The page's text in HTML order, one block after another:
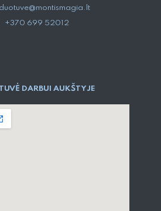
+370 699 52012
DARBUI AUKŠTYJE